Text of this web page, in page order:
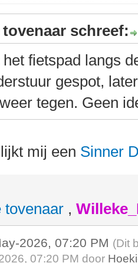
tovenaar schreef:
het fietspad langs
gespot,
tegen. Geen
mij een Sinner
tovenaar ,
2026, 07:20 PM (Dit
07:20 PM door